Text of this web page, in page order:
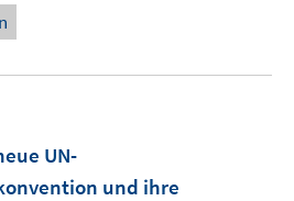
UN-
und ihre